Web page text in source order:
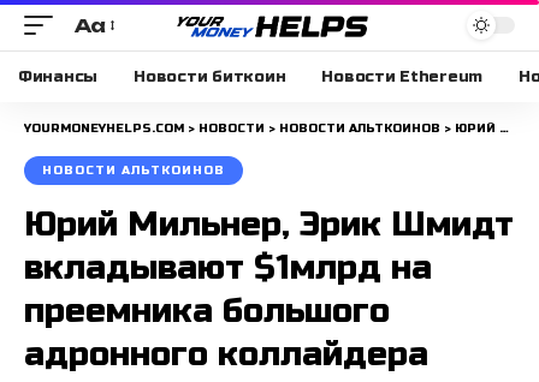
Размера
шрифта
Aa
Финансы Новости биткоин Новости Ethereum
YOURMONEYHELPS.COM > НОВОСТИ > НОВОСТИ АЛЬТКОИНОВ > ЮРИЙ МИЛЬНЕР, ЭРИК ШМИДТ ВКЛАДЫВАЮТ $1МЛРД НА ПРЕЕМНИКА БОЛЬШОГО АДРОННОГО КОЛЛАЙДЕРА
НОВОСТИ АЛЬТКОИНОВ
Юрий Мильнер, Эрик Шмидт
вкладывают $1млрд на
преемника большого
адронного коллайдера